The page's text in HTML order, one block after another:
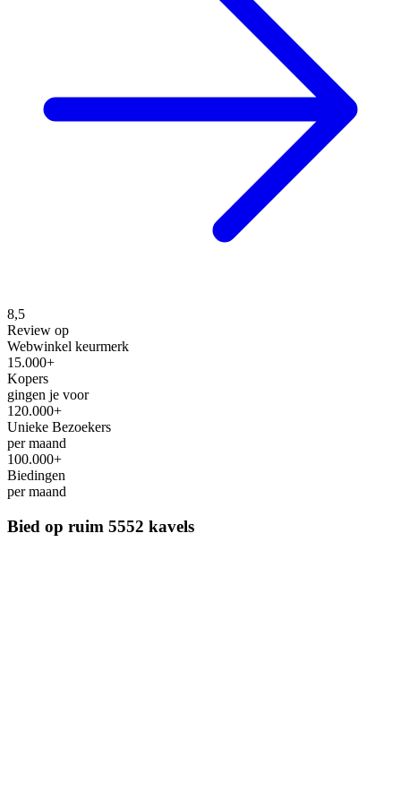
8,5
Review op
Webwinkel keurmerk
15.000+
Kopers
gingen je voor
120.000+
Unieke Bezoekers
per maand
100.000+
Biedingen
per maand
Bied op ruim 5552 kavels